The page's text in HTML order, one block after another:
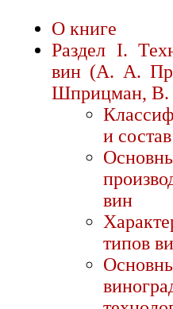
О книге
Раздел I.
вин (А. А.
Шприцман, В.
и
вин
типов